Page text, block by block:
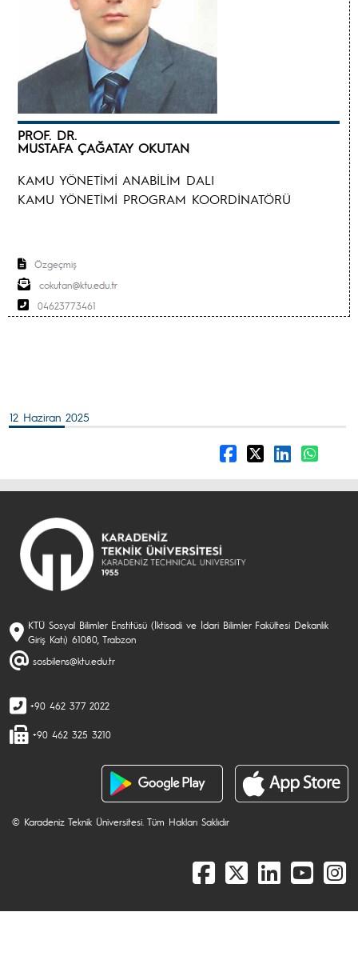
PROF. DR.
MUSTAFA ÇAĞATAY OKUTAN
KAMU YÖNETİMİ ANABİLİM DALI
KAMU YÖNETİMİ PROGRAM KOORDİNATÖRÜ
Özgeçmiş
cokutan
04623773461
12 Haziran 2025
KTÜ Sosyal Bilimler Enstitüsü (İktisadi ve İdari Bilimler Fakültesi Dekanlık
Giriş Katı) 61080, Trabzon
sosbilens@ktu.edu.tr
+90 462 377 2022
+90 462 325 3210
© Karadeniz Teknik Üniversitesi. Tüm Hakları Saklıdır